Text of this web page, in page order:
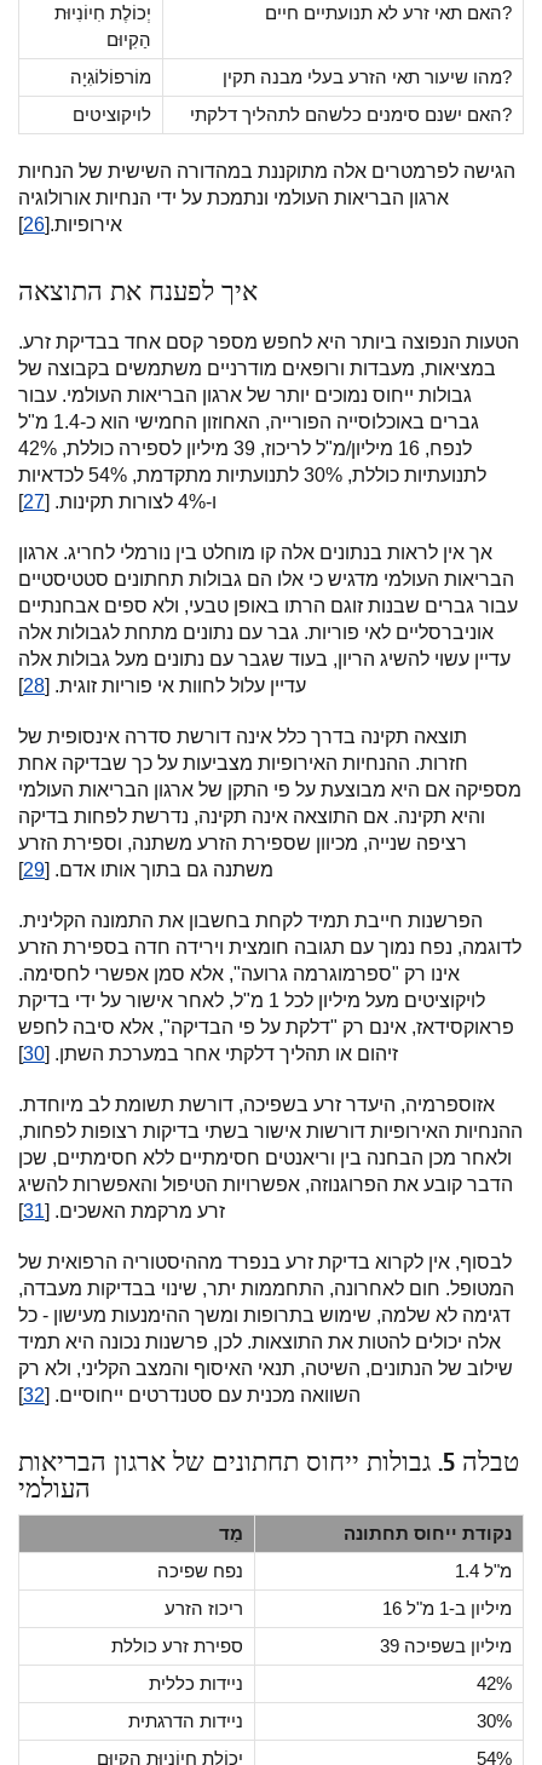
יְכוֹלֶת חִיוֹנִיוּת
הַקִיוּם
האם תאי זרע לא תנועתיים חיים?
מוֹרפוֹלוֹגִיָה
מהו שיעור תאי הזרע בעלי מבנה תקין?
לויקוציטים
האם ישנם סימנים כלשהם לתהליך דלקתי?
הגישה לפרמטרים אלה מתוקננת במהדורה השישית של הנחיות
ארגון הבריאות העולמי ונתמכת על ידי הנחיות אורולוגיה
אירופיות.[26
]
איך לפענח את התוצאה
הטעות הנפוצה ביותר היא לחפש מספר קסם אחד בבדיקת זרע.
במציאות, מעבדות ורופאים מודרניים משתמשים בקבוצה של
גבולות ייחוס נמוכים יותר של ארגון הבריאות העולמי. עבור
גברים באוכלוסייה הפורייה, האחוזון החמישי הוא כ-1.4 מ"ל
לנפח, 16 מיליון/מ"ל לריכוז, 39 מיליון לספירה כוללת, 42%
לתנועתיות כוללת, 30% לתנועתיות מתקדמת, 54% לכדאיות
ו-4% לצורות תקינות. [
27
]
אך אין לראות בנתונים אלה קו מוחלט בין נורמלי לחריג. ארגון
הבריאות העולמי מדגיש כי אלו הם גבולות תחתונים סטטיסטיים
עבור גברים שבנות זוגם הרתו באופן טבעי, ולא ספים אבחנתיים
אוניברסליים לאי פוריות. גבר עם נתונים מתחת לגבולות אלה
עדיין עשוי להשיג הריון, בעוד שגבר עם נתונים מעל גבולות אלה
עדיין עלול לחוות אי פוריות זוגית. [28
]
תוצאה תקינה בדרך כלל אינה דורשת סדרה אינסופית של
חזרות. ההנחיות האירופיות מצביעות על כך שבדיקה אחת
מספיקה אם היא מבוצעת על פי התקן של ארגון הבריאות העולמי
והיא תקינה. אם התוצאה אינה תקינה, נדרשת לפחות בדיקה
רציפה שנייה, מכיוון שספירת הזרע משתנה, וספירת הזרע
משתנה גם בתוך אותו אדם. [29
]
הפרשנות חייבת תמיד לקחת בחשבון את התמונה הקלינית.
לדוגמה, נפח נמוך עם תגובה חומצית וירידה חדה בספירת הזרע
אינו רק "ספרמוגרמה גרועה", אלא סמן אפשרי לחסימה.
לויקוציטים מעל מיליון לכל 1 מ"ל, לאחר אישור על ידי בדיקת
פראוקסידאז, אינם רק "דלקת על פי הבדיקה", אלא סיבה לחפש
זיהום או תהליך דלקתי אחר במערכת השתן. [30
]
אזוספרמיה, היעדר זרע בשפיכה, דורשת תשומת לב מיוחדת.
ההנחיות האירופיות דורשות אישור בשתי בדיקות רצופות לפחות,
ולאחר מכן הבחנה בין וריאנטים חסימתיים ללא חסימתיים, שכן
הדבר קובע את הפרוגנוזה, אפשרויות הטיפול והאפשרות להשיג
זרע מרקמת האשכים. [31
]
לבסוף, אין לקרוא בדיקת זרע בנפרד מההיסטוריה הרפואית של
המטופל. חום לאחרונה, התחממות יתר, שינוי בבדיקות מעבדה,
דגימה לא שלמה, שימוש בתרופות ומשך ההימנעות מעישון - כל
אלה יכולים להטות את התוצאות. לכן, פרשנות נכונה היא תמיד
שילוב של הנתונים, השיטה, תנאי האיסוף והמצב הקליני, ולא רק
השוואה מכנית עם סטנדרטים ייחוסיים. [32
]
טבלה 5. גבולות ייחוס תחתונים של ארגון הבריאות
העולמי
מַד
נקודת ייחוס תחתונה
נפח שפיכה
1.4 מ"ל
ריכוז הזרע
16 מיליון ב-1 מ"ל
ספירת זרע כוללת
39 מיליון בשפיכה
ניידות כללית
42%
ניידות הדרגתית
30%
יְכוֹלֶת חִיוֹנִיוּת הַקִיוּם
54%